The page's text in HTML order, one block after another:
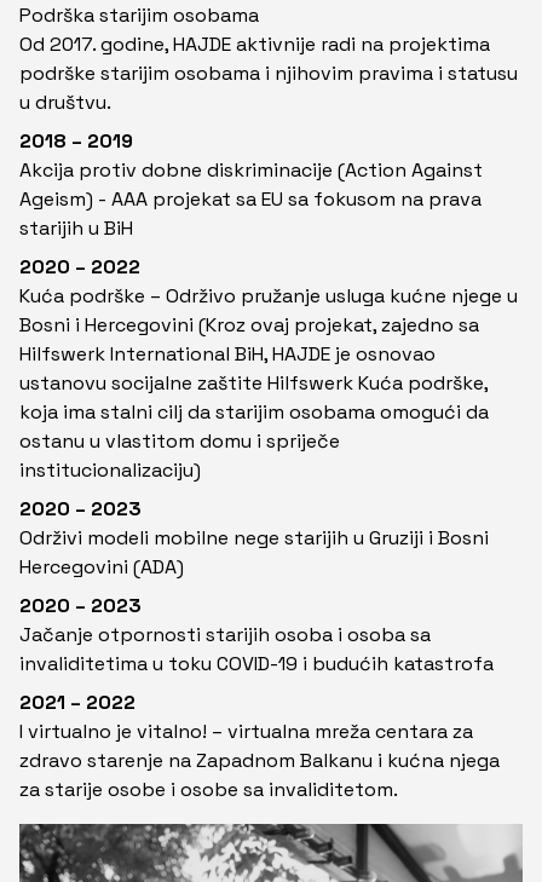
Podrška starijim osobama
Od 2017. godine, HAJDE aktivnije radi na projektima
podrške starijim osobama i njihovim pravima i statusu
u društvu.
2018 – 2019
Akcija protiv dobne diskriminacije (Action Against
Ageism) - AAA projekat sa EU sa fokusom na prava
starijih u BiH
2020 – 2022
Kuća podrške – Održivo pružanje usluga kućne njege u
Bosni i Hercegovini (Kroz ovaj projekat, zajedno sa
Hilfswerk International BiH, HAJDE je osnovao
ustanovu socijalne zaštite Hilfswerk Kuća podrške,
koja ima stalni cilj da starijim osobama omogući da
ostanu u vlastitom domu i spriječe
institucionalizaciju)
2020 – 2023
Održivi modeli mobilne nege starijih u Gruziji i Bosni
Hercegovini (ADA)
2020 – 2023
Jačanje otpornosti starijih osoba i osoba sa
invaliditetima u toku COVID-19 i budućih katastrofa
2021 – 2022
I virtualno je vitalno! – virtualna mreža centara za
zdravo starenje na Zapadnom Balkanu i kućna njega
za starije osobe i osobe sa invaliditetom.